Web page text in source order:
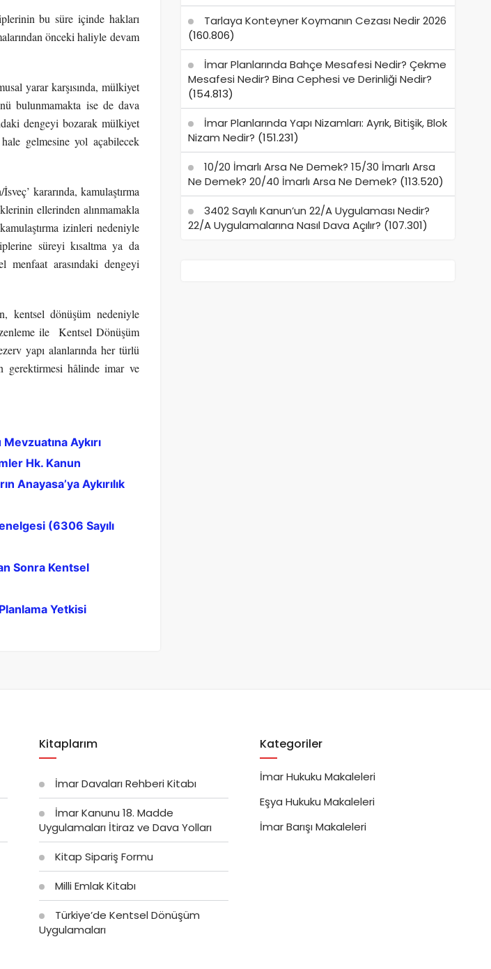
bu süre içinde hakları
önceki haliyle devam
yarar karşısında, mülkiyet
bulunmamakta ise de dava
dengeyi bozarak mülkiyet
hale gelmesine yol açabilecek
kararında, kamulaştırma
ellerinden alınmamakla
izinleri nedeniyle
süreyi kısaltma ya da
menfaat arasındaki dengeyi
kentsel dönüşüm nedeniyle
ile Kentsel Dönüşüm
yapı alanlarında her türlü
gerektirmesi hâlinde imar ve
Aykırı
Hk. Kanun
Anayasa’ya Aykırılık
(6306 Sayılı
Sonra Kentsel
Yetkisi
Tarlaya Konteyner Koymanın Cezası Nedir 2026
(160.806)
İmar Planlarında Bahçe Mesafesi Nedir? Çekme
Mesafesi Nedir? Bina Cephesi ve Derinliği Nedir?
(154.813)
İmar Planlarında Yapı Nizamları: Ayrık, Bitişik, Blok
Nizam Nedir? (151.231)
10/20 İmarlı Arsa Ne Demek? 15/30 İmarlı Arsa
Ne Demek? 20/40 İmarlı Arsa Ne Demek? (113.520)
3402 Sayılı Kanun’un 22/A Uygulaması Nedir?
22/A Uygulamalarına Nasıl Dava Açılır? (107.301)
Kitaplarım
İmar Davaları Rehberi Kitabı
İmar Kanunu 18. Madde
Uygulamaları İtiraz ve Dava Yolları
Kitap Sipariş Formu
Milli Emlak Kitabı
Türkiye’de Kentsel Dönüşüm
Uygulamaları
Kategoriler
İmar Hukuku Makaleleri
Eşya Hukuku Makaleleri
İmar Barışı Makaleleri